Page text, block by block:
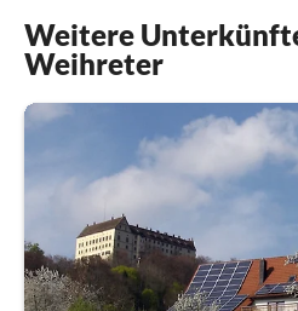
Weitere
Weihreter